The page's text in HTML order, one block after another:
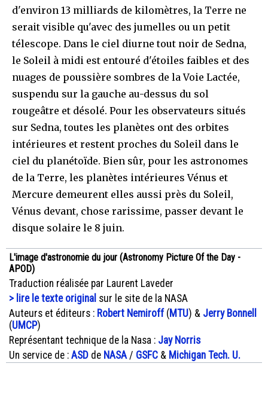
d'environ 13 milliards de kilomètres, la Terre ne
serait visible qu'avec des jumelles ou un petit
télescope. Dans le ciel diurne tout noir de Sedna,
le Soleil à midi est entouré d'étoiles faibles et des
nuages de poussière sombres de la Voie Lactée,
suspendu sur la gauche au-dessus du sol
rougeâtre et désolé. Pour les observateurs situés
sur Sedna, toutes les planètes ont des orbites
intérieures et restent proches du Soleil dans le
ciel du planétoïde. Bien sûr, pour les astronomes
de la Terre, les planètes intérieures Vénus et
Mercure demeurent elles aussi près du Soleil,
Vénus devant, chose rarissime, passer devant le
disque solaire le 8 juin.
L'image d'astronomie du jour (Astronomy Picture Of the Day -
APOD)
Traduction réalisée par Laurent Laveder
> lire le texte original sur le site de la NASA
Auteurs et éditeurs : Robert Nemiroff(MTU) & Jerry Bonnell
(UMCP)
Représentant technique de la Nasa : Jay Norris
Un service de : ASD de NASA / GSFC & Michigan Tech. U.